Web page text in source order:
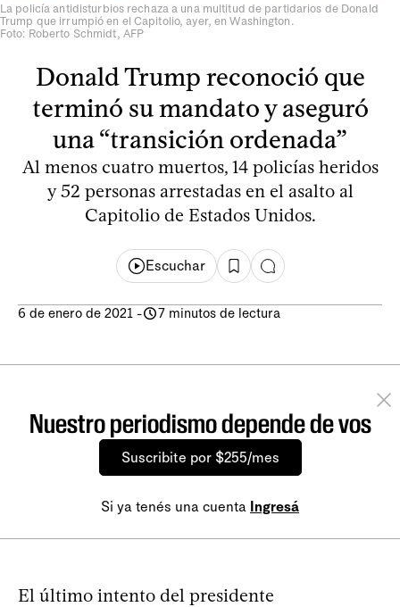
La policía antidisturbios rechaza a una multitud de partidarios de Donald
Trump que irrumpió en el Capitolio, ayer, en Washington.
Foto: Roberto Schmidt, AFP
Donald Trump reconoció que
terminó su mandato y aseguró
una “transición ordenada”
Al menos cuatro muertos, 14 policías heridos
y 52 personas arrestadas en el asalto al
Capitolio de Estados Unidos.
Escuchar
6 de enero de 2021 - 7 minutos de lectura
Nuestro periodismo depende de vos
Suscribite por $255/mes
Si ya tenés una cuenta Ingresá
El último intento del presidente